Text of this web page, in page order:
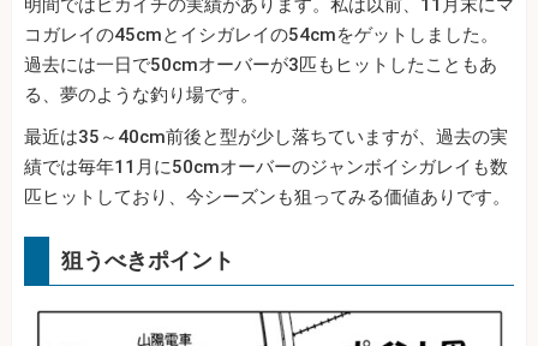
明間ではピカイチの実績があります。私は以前、11月末にマ
コガレイの45cmとイシガレイの54cmをゲットしました。
過去には一日で50cmオーバーが3匹もヒットしたこともあ
る、夢のような釣り場です。
最近は35～40cm前後と型が少し落ちていますが、過去の実
績では毎年11月に50cmオーバーのジャンボイシガレイも数
匹ヒットしており、今シーズンも狙ってみる価値ありです。
狙うべきポイント